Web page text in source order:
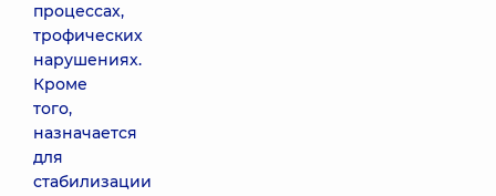
процессах,
трофических
нарушениях.
Кроме
того,
назначается
для
стабилизации